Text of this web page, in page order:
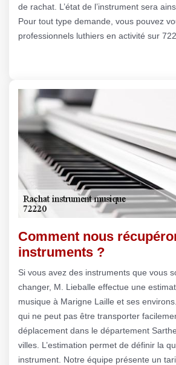
de rachat. L’état de l’instrument sera
Pour tout type demande, vous pouvez
professionnels luthiers en activité sur
Comment nous
instruments ?
Si vous avez des instruments que vous
changer, M. Lieballe effectue une
musique à Marigne Laille et ses environs.
qui ne peut pas être transporter
déplacement dans le département
villes. L’estimation permet de définir la
instrument. Notre équipe présente un